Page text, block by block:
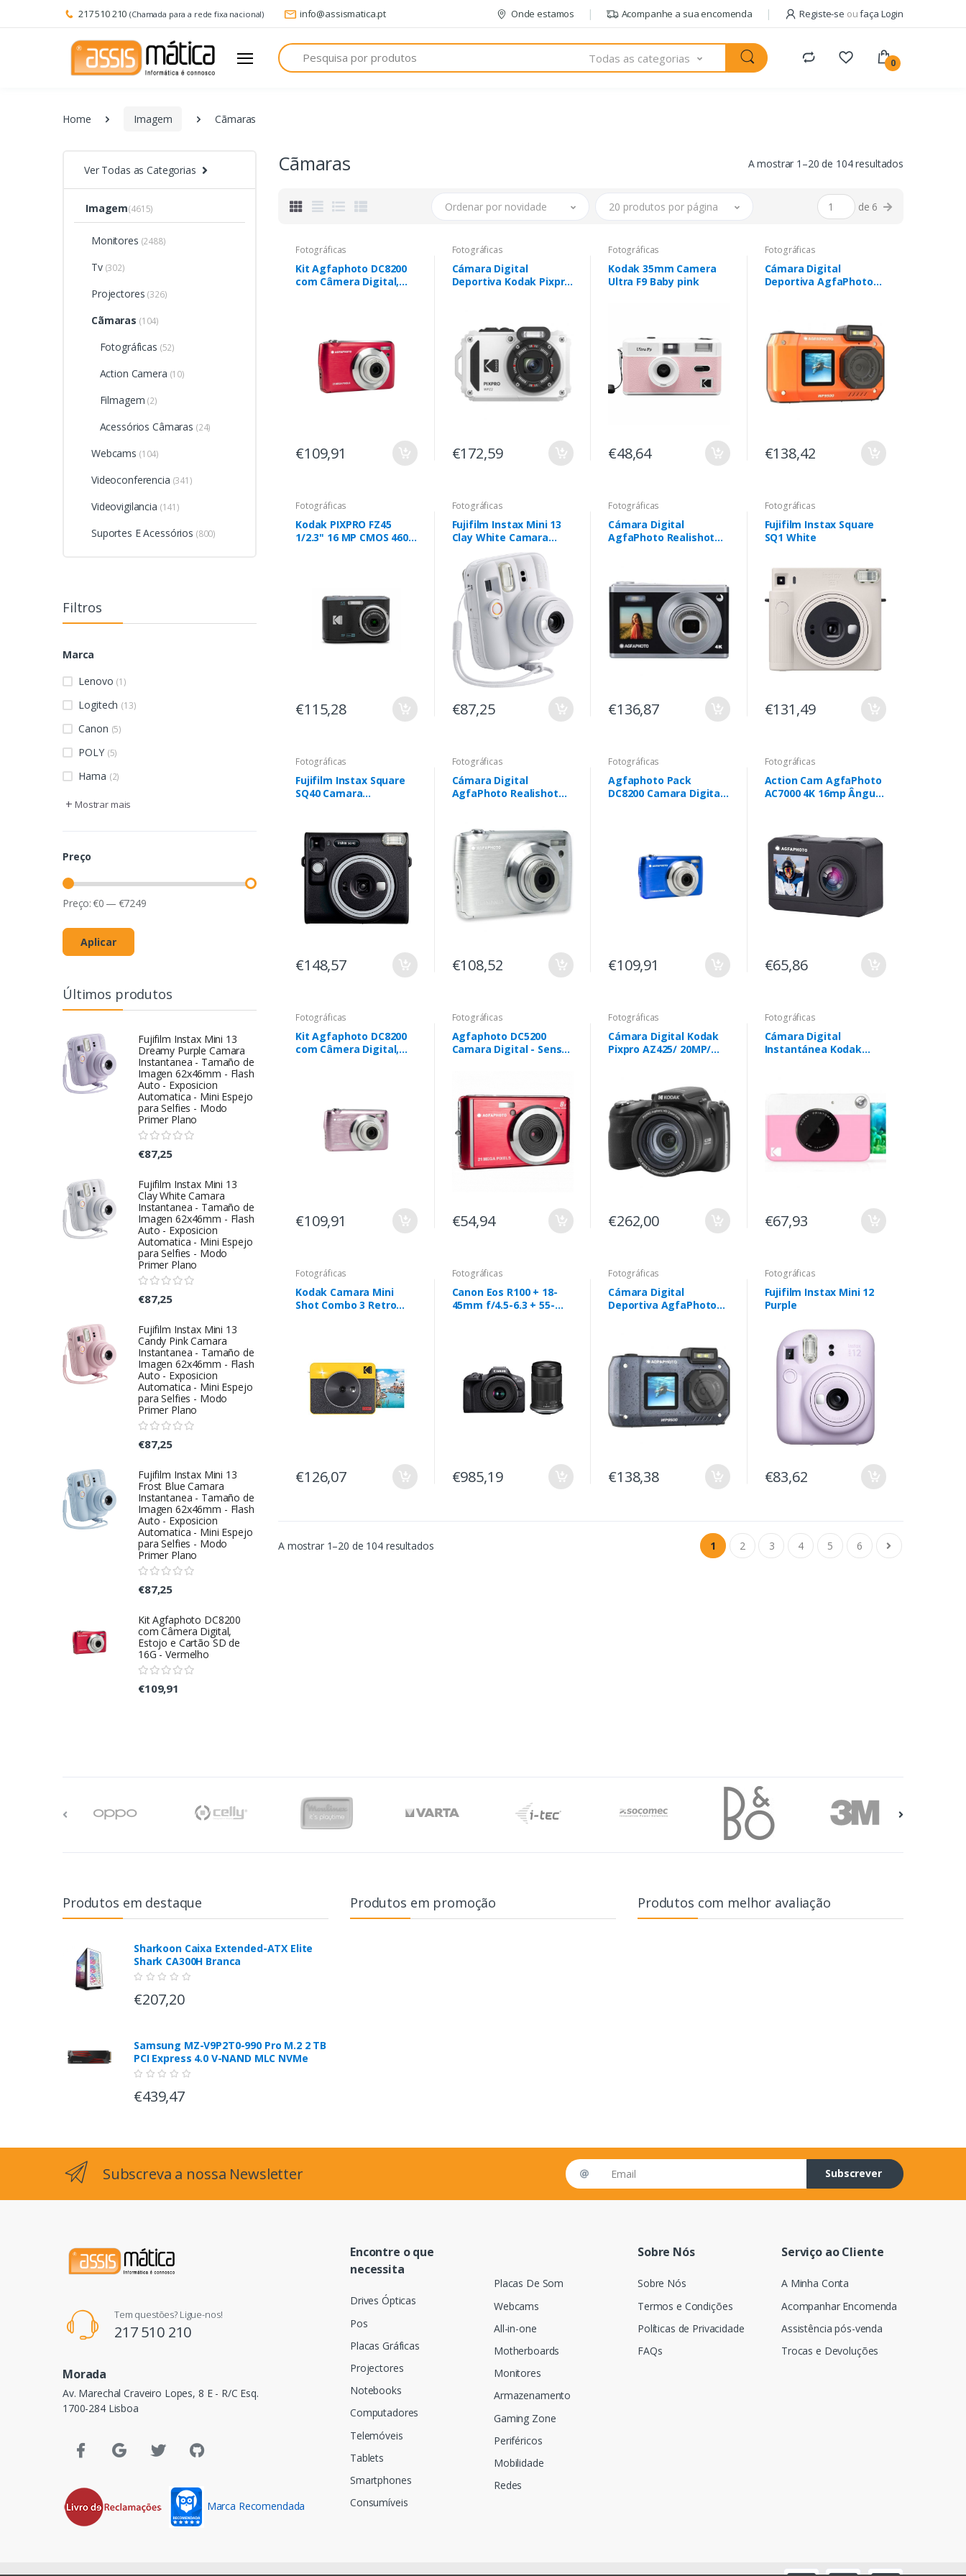
217 510 210 (Chamada para a rede fixa nacional) info@assismatica.pt Onde estamos Acompanhe a sua encomenda Registe-se oufaça Login
Pesquisa
Todas as categorias 0
Home Imagem Cãmaras
Ver Todas as Categorias
Imagem(4615)
Monitores (2488)
Tv(302)
Projectores (326)
Cãmaras (104)
Fotográficas (52)
Action Camera (10)
Filmagem (2)
Acessórios Câmaras (24)
Webcams (104)
Videoconferencia (341)
Videovigilancia (141)
Suportes E Acessórios (800)
Filtros
Marca
Lenovo (1)
Logitech (13)
Canon (5)
POLY (5)
Hama (2)
+ Mostrar mais
Preço
Preço:€0 — €7249
Aplicar
Últimos produtos
Fujifilm Instax Mini 13
Dreamy Purple Camara
Instantanea - Tamaño de
Imagen 62x46mm - Flash
Auto - Exposicion
Automatica - Mini Espejo
para Selfies - Modo
Primer Plano
€87,25
Fujifilm Instax Mini 13
Clay White Camara
Instantanea - Tamaño de
Imagen 62x46mm - Flash
Auto - Exposicion
Automatica - Mini Espejo
para Selfies - Modo
Primer Plano
€87,25
Fujifilm Instax Mini 13
Candy Pink Camara
Instantanea - Tamaño de
Imagen 62x46mm - Flash
Auto - Exposicion
Automatica - Mini Espejo
para Selfies - Modo
Primer Plano
€87,25
Fujifilm Instax Mini 13
Frost Blue Camara
Instantanea - Tamaño de
Imagen 62x46mm - Flash
Auto - Exposicion
Automatica - Mini Espejo
para Selfies - Modo
Primer Plano
€87,25
Kit Agfaphoto DC8200
com Câmera Digital,
Estojo e Cartão SD de
16G - Vermelho
€109,91
Cãmaras A mostrar 1–20 de 104 resultados
Ordenar por novidade 20 produtos por página de 6
Fotográficas
Kit Agfaphoto DC8200
com Câmera Digital,
€109,91
Fotográficas
Cámara Digital
Deportiva Kodak Pixpro
€172,59
Fotográficas
Kodak 35mm Camera
Ultra F9 Baby pink
€48,64
Fotográficas
Cámara Digital
Deportiva AgfaPhoto
€138,42
Fotográficas
Kodak PIXPRO FZ45
1/2.3" 16 MP CMOS 4608
€115,28
Fotográficas
Fujifilm Instax Mini 13
Clay White Camara
Instantanea - Tamaño
de Imagen 62x46mm -
Flash Auto - Exposicion
Automatica - Mini
Espejo para Selfies -
Modo Primer Plano
€87,25
Fotográficas
Cámara Digital
AgfaPhoto Realishot
€136,87
Fotográficas
Fujifilm Instax Square
SQ1 White
€131,49
Fotográficas
Fujifilm Instax Square
SQ40 Camara
Espejo para Selfies -
Exposicion Automatica
- Color Negro
€148,57
Fotográficas
Cámara Digital
AgfaPhoto Realishot
€108,52
Fotográficas
Agfaphoto Pack
DC8200 Camara Digital
€109,91
Fotográficas
Action Cam AgfaPhoto
AC7000 4K 16mp Ângulo
€65,86
Fotográficas
Kit Agfaphoto DC8200
com Câmera Digital,
€109,91
Fotográficas
Agfaphoto DC5200
Camara Digital - Sensor
€54,94
Fotográficas
Cámara Digital Kodak
Pixpro AZ425/ 20MP/
€262,00
Fotográficas
Cámara Digital
Instantánea Kodak
€67,93
Fotográficas
Kodak Camara Mini
Shot Combo 3 Retro
€126,07
Fotográficas
Canon Eos R100 + 18-
45mm f/4.5-6.3 + 55-
€985,19
Fotográficas
Cámara Digital
Deportiva AgfaPhoto
€138,38
Fotográficas
Fujifilm Instax Mini 12
Purple
€83,62
A mostrar 1–20 de 104 resultados 1 2 3 4 5 6
Produtos em destaque
Sharkoon Caixa Extended-ATX Elite
Shark CA300H Branca
€207,20
Samsung MZ-V9P2T0-990 Pro M.2 2 TB
PCI Express 4.0 V-NAND MLC NVMe
€439,47
Produtos em promoção Produtos com melhor avaliação
Subscreva a nossa Newsletter Email address
Subscrever
Tem questões? Ligue-nos!
217 510 210
Morada
Av. Marechal Craveiro Lopes, 8 E - R/C Esq.
1700-284 Lisboa
Marca Recomendada
Encontre o que
necessita
Drives Ópticas
Pos
Placas Gráficas
Projectores
Notebooks
Computadores
Telemóveis
Tablets
Smartphones
Consumíveis
Placas De Som
Webcams
All-in-one
Motherboards
Monitores
Armazenamento
Gaming Zone
Periféricos
Mobilidade
Redes
Sobre Nós
Sobre Nós
Termos e Condições
Políticas de Privacidade
FAQs
Serviço ao Cliente
A Minha Conta
Acompanhar Encomenda
Assistência pós-venda
Trocas e Devoluções